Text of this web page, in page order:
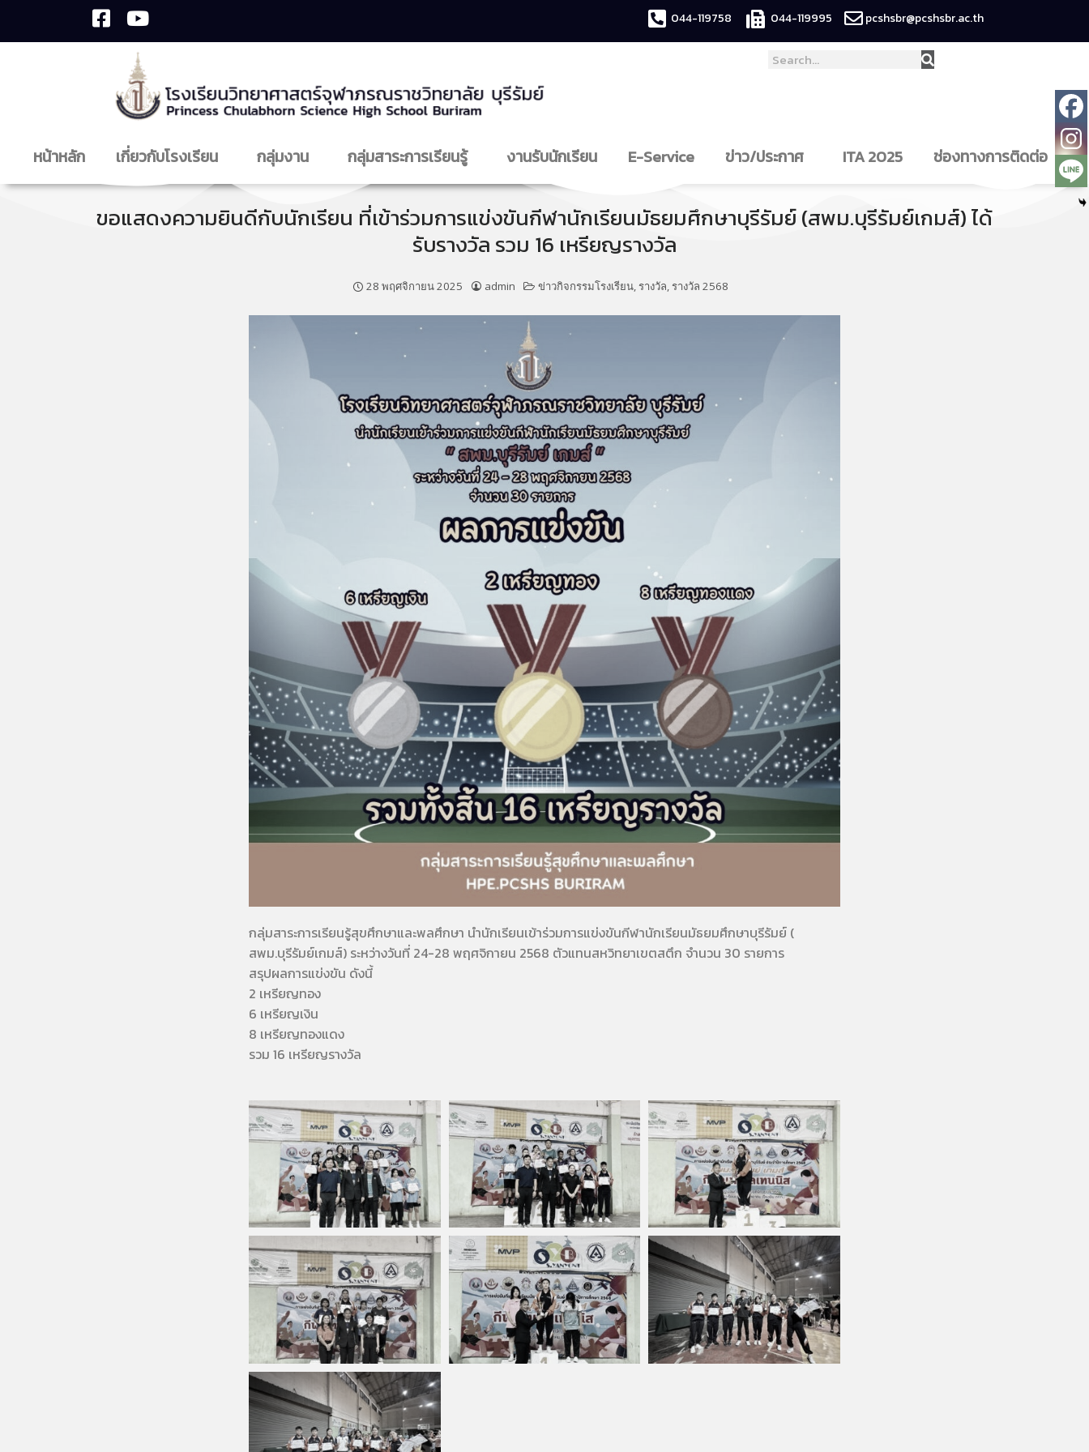
044-119758 044-119995 pcshsbr@pcshsbr.ac.th
หน้าหลัก เกี่ยวกับโรงเรียน กลุ่มงาน กลุ่มสาระการเรียนรู้ งานรับนักเรียน E-Service ข่าว/ประกาศ ITA 2025 ช่องทางการติดต่อ
ขอแสดงความยินดีกับนักเรียน ที่เข้าร่วมการแข่งขันกีฬานักเรียนมัธยมศึกษาบุรีรัมย์ (สพม.บุรีรัมย์เกมส์) ได้
รับรางวัล รวม 16 เหรียญรางวัล
28 พฤศจิกายน 2025 admin ข่าวกิจกรรมโรงเรียน รางวัล รางวัล 2568
กลุ่มสาระการเรียนรู้สุขศึกษาและพลศึกษา นำนักเรียนเข้าร่วมการแข่งขันกีฬานักเรียนมัธยมศึกษาบุรีรัมย์ (
สพม.บุรีรัมย์เกมส์) ระหว่างวันที่ 24-28 พฤศจิกายน 2568 ตัวแทนสหวิทยาเขตสตึก จำนวน 30 รายการ
สรุปผลการแข่งขัน ดังนี้
2 เหรียญทอง
6 เหรียญเงิน
8 เหรียญทองแดง
รวม 16 เหรียญรางวัล